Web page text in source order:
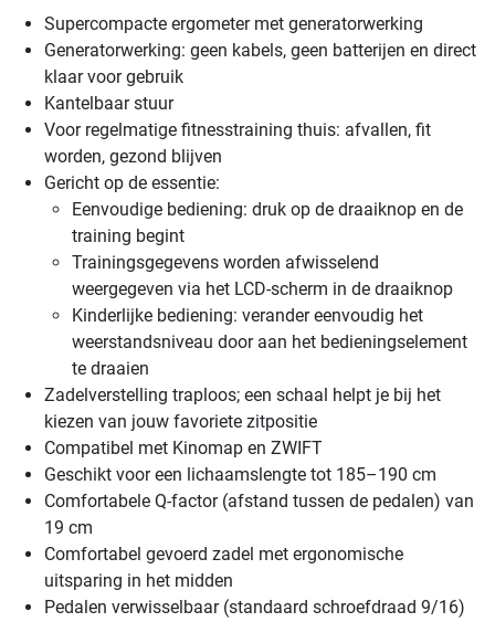
Supercompacte ergometer met generatorwerking
Generatorwerking: geen kabels, geen batterijen en direct
klaar voor gebruik
Kantelbaar stuur
Voor regelmatige fitnesstraining thuis: afvallen, fit
worden, gezond blijven
Gericht op de essentie:
Eenvoudige bediening: druk op de draaiknop en de
training begint
Trainingsgegevens worden afwisselend
weergegeven via het LCD-scherm in de draaiknop
Kinderlijke bediening: verander eenvoudig het
weerstandsniveau door aan het bedieningselement
te draaien
Zadelverstelling traploos; een schaal helpt je bij het
kiezen van jouw favoriete zitpositie
Compatibel met Kinomap en ZWIFT
Geschikt voor een lichaamslengte tot 185–190 cm
Comfortabele Q-factor (afstand tussen de pedalen) van
19 cm
Comfortabel gevoerd zadel met ergonomische
uitsparing in het midden
Pedalen verwisselbaar (standaard schroefdraad 9/16)